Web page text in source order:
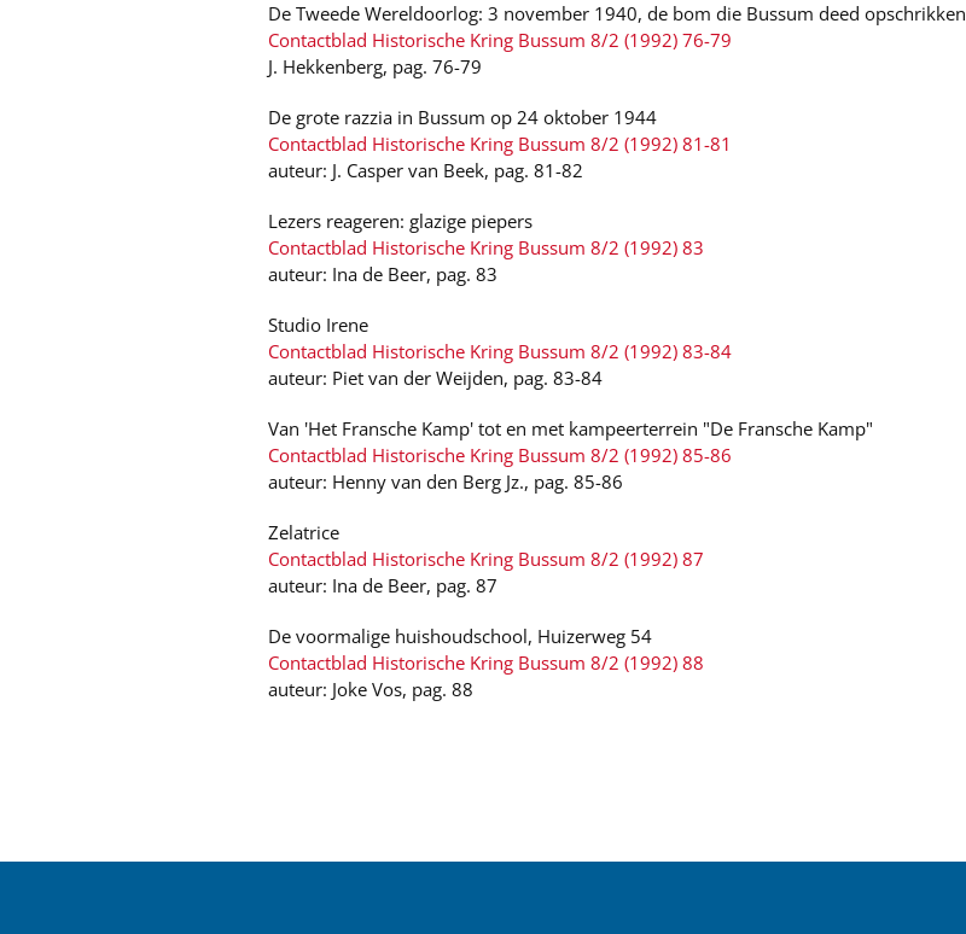
De Tweede Wereldoorlog: 3 november 1940, de bom die Bussum deed opschrikken
Contactblad Historische Kring Bussum 8/2 (1992) 76-79
J. Hekkenberg, pag. 76-79
De grote razzia in Bussum op 24 oktober 1944
Contactblad Historische Kring Bussum 8/2 (1992) 81-81
auteur: J. Casper van Beek, pag. 81-82
Lezers reageren: glazige piepers
Contactblad Historische Kring Bussum 8/2 (1992) 83
auteur: Ina de Beer, pag. 83
Studio Irene
Contactblad Historische Kring Bussum 8/2 (1992) 83-84
auteur: Piet van der Weijden, pag. 83-84
Van 'Het Fransche Kamp' tot en met kampeerterrein "De Fransche Kamp"
Contactblad Historische Kring Bussum 8/2 (1992) 85-86
auteur: Henny van den Berg Jz., pag. 85-86
Zelatrice
Contactblad Historische Kring Bussum 8/2 (1992) 87
auteur: Ina de Beer, pag. 87
De voormalige huishoudschool, Huizerweg 54
Contactblad Historische Kring Bussum 8/2 (1992) 88
auteur: Joke Vos, pag. 88